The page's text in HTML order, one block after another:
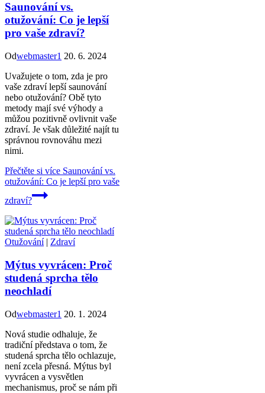
Saunování vs.
otužování: Co je lepší
pro vaše zdraví?
Odwebmaster1 20. 6. 2024
Uvažujete o tom, zda je pro
vaše zdraví lepší saunování
nebo otužování? Obě tyto
metody mají své výhody a
můžou pozitivně ovlivnit vaše
zdraví. Je však důležité najít tu
správnou rovnováhu mezi
nimi.
Přečtěte si více Saunování vs.
otužování: Co je lepší pro vaše
zdraví?
Otužování| Zdraví
Mýtus vyvrácen: Proč
studená sprcha tělo
neochladí
Odwebmaster1 20. 1. 2024
Nová studie odhaluje, že
tradiční představa o tom, že
studená sprcha tělo ochlazuje,
není zcela přesná. Mýtus byl
vyvrácen a vysvětlen
mechanismus, proč se nám při